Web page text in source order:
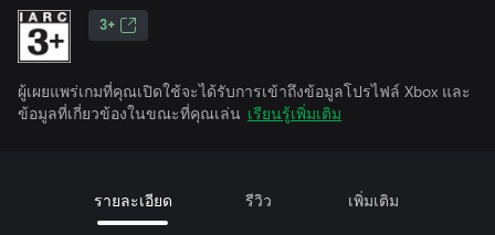
3+
ผู้เผยแพร่เกมที่คุณเปิดใช้จะได้รับการเข้าถึงข้อมูลโปรไฟล์ Xbox และ
ข้อมูลที่เกี่ยวข้องในขณะที่คุณเล่น เรียนรู้เพิ่มเติม
รายละเอียด รีวิว เพิ่มเติม